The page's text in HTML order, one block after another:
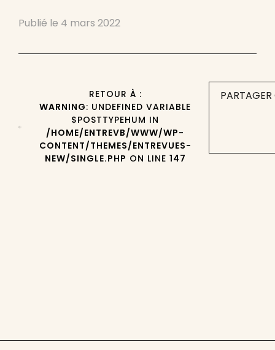
Publié le 4 mars 2022
RETOUR À :
WARNING: UNDEFINED VARIABLE
$POSTTYPEHUM IN
/HOME/ENTREVB/WWW/WP-
CONTENT/THEMES/ENTREVUES-
NEW/SINGLE.PHP ON LINE 147